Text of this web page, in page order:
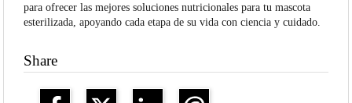
para ofrecer las mejores soluciones nutricionales para tu mascota
esterilizada, apoyando cada etapa de su vida con ciencia y cuidado.
Share